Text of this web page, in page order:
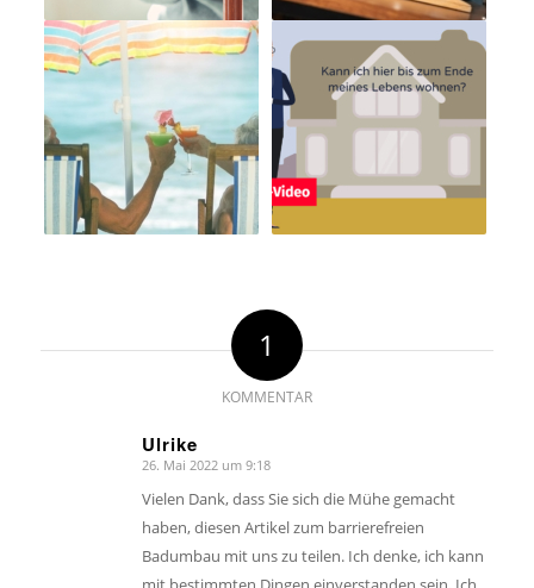
1
KOMMENTAR
Ulrike
sagte:
26. Mai 2022 um 9:18
Vielen Dank, dass Sie sich die Mühe gemacht
haben, diesen Artikel zum barrierefreien
Badumbau mit uns zu teilen. Ich denke, ich kann